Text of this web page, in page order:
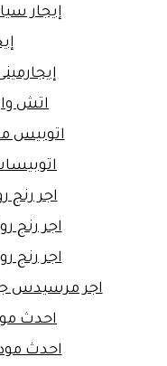
إيجار
اتش وان 7 راكب
اتوبيس
اجر رنج
اجر رنج
اجر رنج
اجر مرسيدس
احدث
احدث